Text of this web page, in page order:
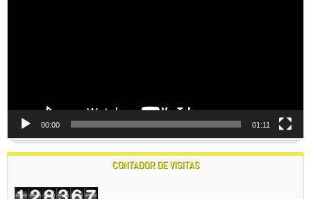
00:00 01:11
CONTADOR DE VISITAS